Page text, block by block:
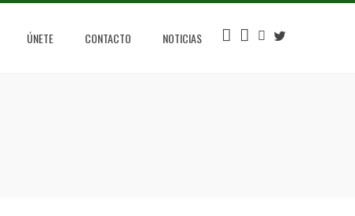
ÚNETE CONTACTO NOTICIAS INSTAGRAM
FACEBOOKYOUTUBE